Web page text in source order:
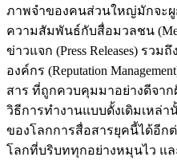
ภาพจำของคนส่วนใหญ่มักจะผู
ความสัมพันธ์กับสื่อมวลชน
ข่าวแจก (Press Releases) รว
องค์กร (Reputation
สาร ที่ถูกควบคุมมาอย่างดีจา
วิธีการทำงานแบบดั้งเดิมเหล่
ของโลกการสื่อสารยุคนี้ได้อีกต่
โลกที่บริบททุกอย่างหมุนไว แ